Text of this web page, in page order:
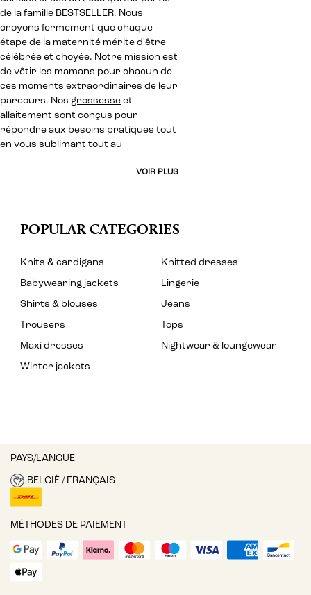
de la famille BESTSELLER. Nous
croyons fermement que chaque
étape de la maternité mérite d'être
célébrée et choyée. Notre mission est
de vêtir les mamans pour chacun de
ces moments extraordinaires de leur
parcours. Nos grossesse et
allaitement sont conçus pour
répondre aux besoins pratiques tout
en vous sublimant tout au
VOIR PLUS
POPULAR CATEGORIES
Knits & cardigans
Knitted dresses
Babywearing jackets
Lingerie
Shirts & blouses
Jeans
Trousers
Tops
Maxi dresses
Nightwear & loungewear
Winter jackets
PAYS/LANGUE
BELGIË / FRANÇAIS
MÉTHODES DE PAIEMENT